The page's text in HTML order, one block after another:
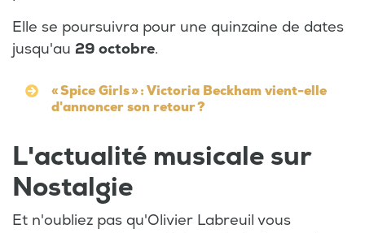
Elle se poursuivra pour une quinzaine de dates
jusqu'au 29 octobre.
« Spice Girls » : Victoria Beckham vient-elle
d'annoncer son retour ?
L'actualité musicale sur
Nostalgie
Et n'oubliez pas qu'Olivier Labreuil vous